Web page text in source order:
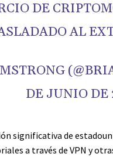
DE
AL
DE JUNIO DE
significativa de
a través de VPN y